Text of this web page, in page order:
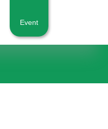
Event